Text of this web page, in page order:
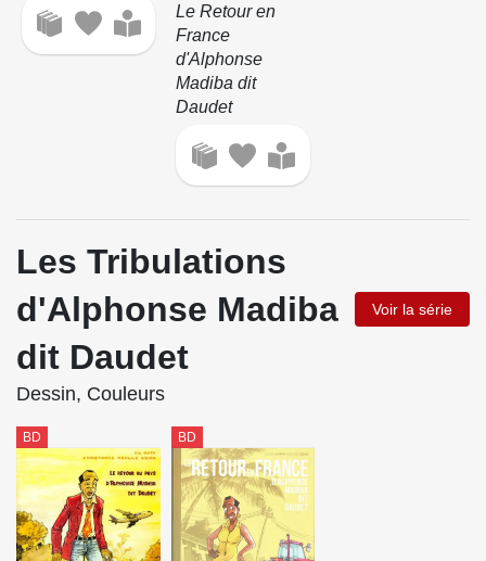
Le Retour en
France
d'Alphonse
Madiba dit
Daudet
Les Tribulations
d'Alphonse Madiba
dit Daudet
Voir la série
Dessin, Couleurs
BD BD